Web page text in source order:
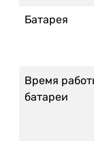
Батарея
Время
батареи